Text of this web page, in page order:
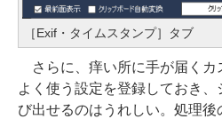
［Exif・タイムスタンプ］タブ
さらに、痒い所に手が届くカ
よく使う設定を登録しておき
び出せるのはうれしい。処理